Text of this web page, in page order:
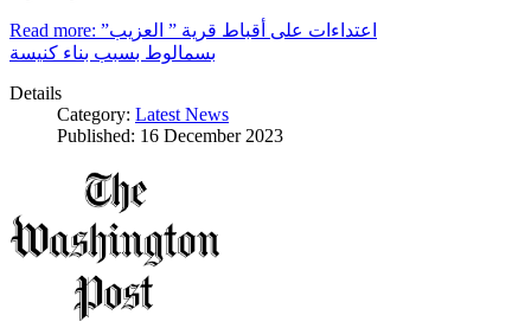
Read more: اعتداءات على أقباط قرية ” العزيب”
بسمالوط بسبب بناء كنيسة
Details
Category: Latest News
Published: 16 December 2023